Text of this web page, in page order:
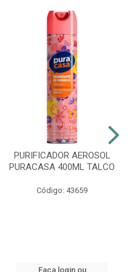
PURIFICADOR AEROSOL
PURACASA 400ML TALCO
Código: 43659
Faça login ou